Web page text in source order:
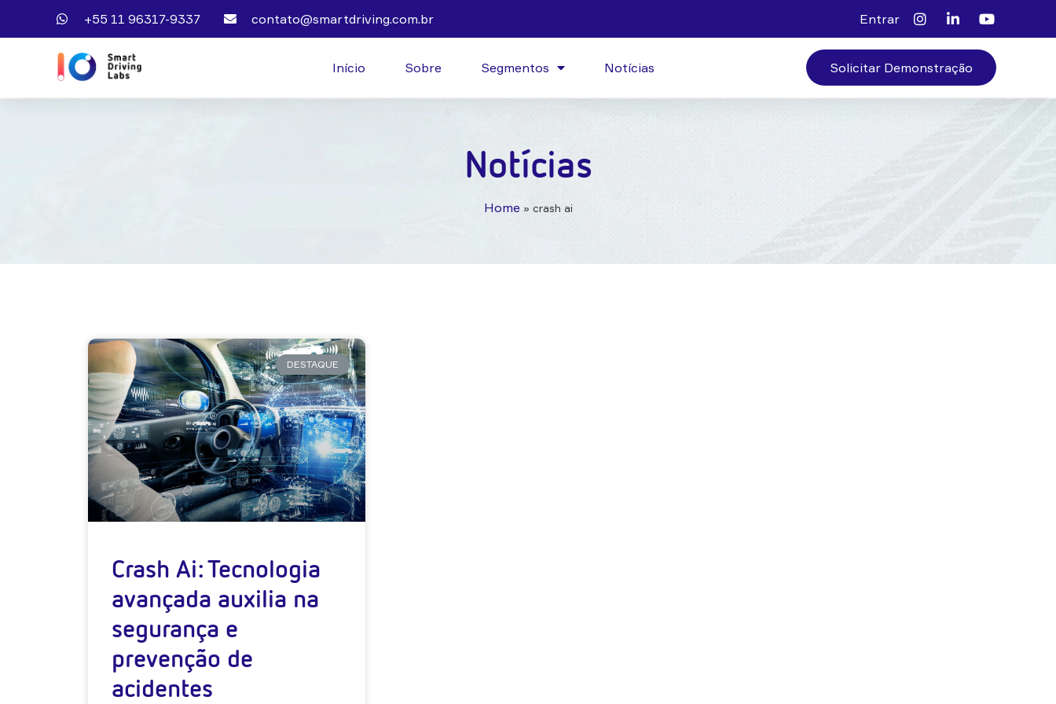
+55 11 96317-9337 contato@smartdriving.com.br Entrar
Início Sobre Segmentos Notícias Solicitar Demonstração
Notícias
Home» crash ai
DESTAQUE
Crash Ai: Tecnologia
avançada auxilia na
segurança e
prevenção de
acidentes